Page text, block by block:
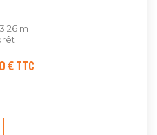
m
€ TTC